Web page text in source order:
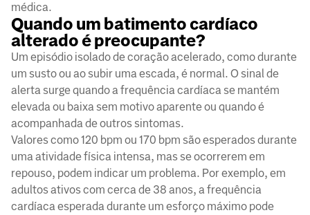
médica.
Quando um batimento cardíaco
alterado é preocupante?
Um episódio isolado de coração acelerado, como durante
um susto ou ao subir uma escada, é normal. O sinal de
alerta surge quando a frequência cardíaca se mantém
elevada ou baixa sem motivo aparente ou quando é
acompanhada de outros sintomas.
Valores como 120 bpm ou 170 bpm são esperados durante
uma atividade física intensa, mas se ocorrerem em
repouso, podem indicar um problema. Por exemplo, em
adultos ativos com cerca de 38 anos, a frequência
cardíaca esperada durante um esforço máximo pode